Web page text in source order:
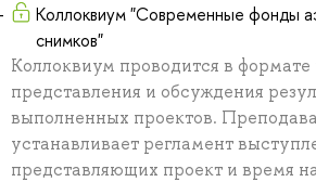
Коллоквиум "Современные фонды
снимков"
Коллоквиум проводится в формате
представления и обсуждения
выполненных проектов.
устанавливает регламент
представляющих проект и время